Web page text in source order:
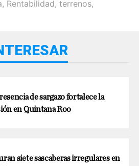
, Rentabilidad, terrenos,
de sargazo fortalece la
en Quintana Roo
siete sascaberas irregulares en